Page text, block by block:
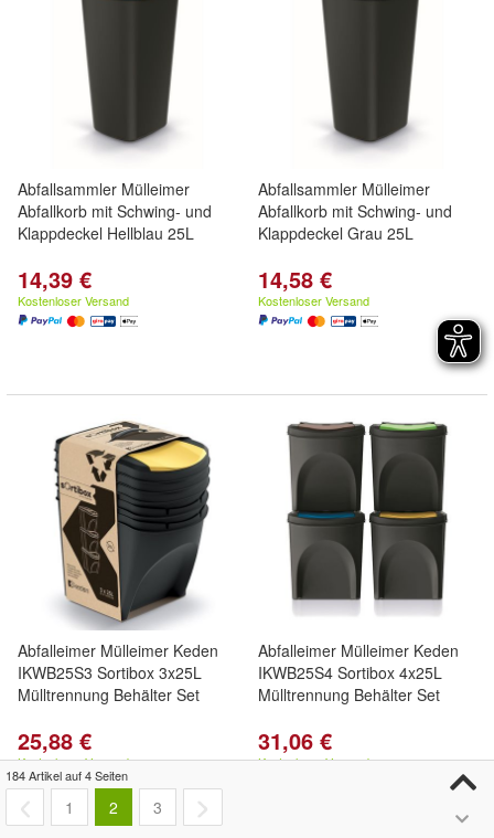
Abfallsammler Mülleimer
Abfallkorb mit Schwing- und
Klappdeckel Hellblau 25L
14,39 €
Kostenloser Versand
Abfallsammler Mülleimer
Abfallkorb mit Schwing- und
Klappdeckel Grau 25L
14,58 €
Kostenloser Versand
Abfalleimer Mülleimer Keden
IKWB25S3 Sortibox 3x25L
Mülltrennung Behälter Set
25,88 €
Kostenloser Versand
Abfalleimer Mülleimer Keden
IKWB25S4 Sortibox 4x25L
Mülltrennung Behälter Set
31,06 €
Kostenloser Versand
184 Artikel auf 4 Seiten
1 2 3